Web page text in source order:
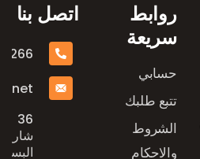
روابط
سريعة
حسابي
تتبع طلبك
الشروط
والاحكام
اتصل بنا
36
شارع